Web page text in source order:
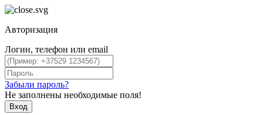
Авторизация
Логин, телефон или email
Забыли пароль?
Не заполнены необходимые поля!
Вход